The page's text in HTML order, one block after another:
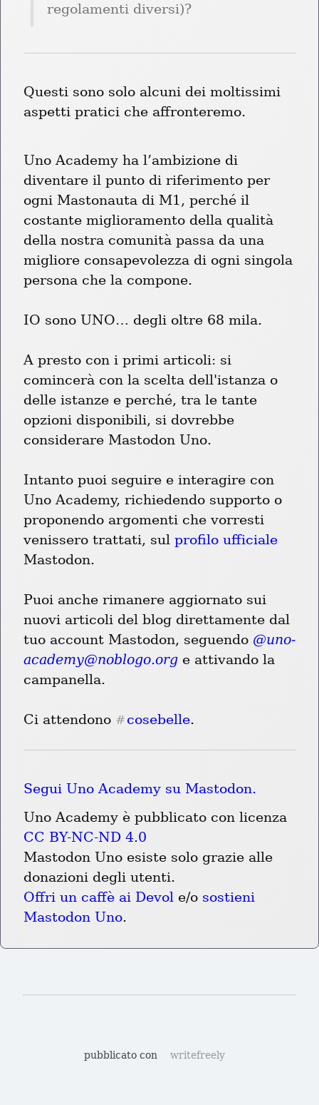
regolamenti diversi)?
Questi sono solo alcuni dei moltissimi
aspetti pratici che affronteremo.
Uno Academy ha l’ambizione di
diventare il punto di riferimento per
ogni Mastonauta di M1, perché il
costante miglioramento della qualità
della nostra comunità passa da una
migliore consapevolezza di ogni singola
persona che la compone.
IO sono UNO… degli oltre 68 mila.
A presto con i primi articoli: si
comincerà con la scelta dell'istanza o
delle istanze e perché, tra le tante
opzioni disponibili, si dovrebbe
considerare Mastodon Uno.
Intanto puoi seguire e interagire con
Uno Academy, richiedendo supporto o
proponendo argomenti che vorresti
venissero trattati, sul profilo ufficiale
Mastodon.
Puoi anche rimanere aggiornato sui
nuovi articoli del blog direttamente dal
tuo account Mastodon, seguendo @uno-
academy@noblogo.org e attivando la
campanella.
Ci attendono # cosebelle.
Segui Uno Academy su Mastodon.
CC BY-NC-ND 4.0
Mastodon Uno esiste solo grazie alle
donazioni degli utenti.
Offri un caffè ai Devol e/o sostieni
Mastodon Uno.
pubblicato con writefreely